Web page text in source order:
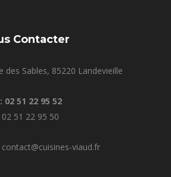
Contacter
des Sables, 85220 Landevieille
02 51 22 95 52
02 51 22 95 50
contact@cuisines-viaud.fr